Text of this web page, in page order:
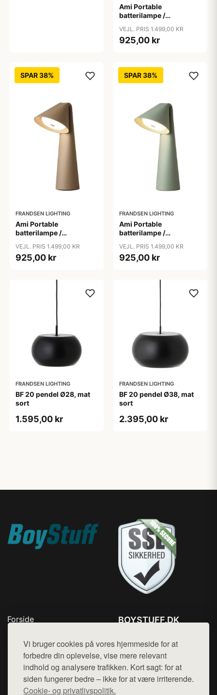
Vi bruger cookies på vores hjemmeside for at
forbedre din oplevelse, vise mere relevant
indhold og analysere trafikken. Kort sagt: for at
siden fungerer bedre – ikke for at være irriterende.
Cookie- og privatlivspolitik.
Ami Portable
batterilampe /
clay
VEJL. PRIS 1.499,00 KR
925,00 kr
SPAR 38%
FRANDSEN LIGHTING
Ami Portable
batterilampe /
VEJL. PRIS 1.499,00 KR
925,00 kr
SPAR 38%
FRANDSEN LIGHTING
Ami Portable
batterilampe /
VEJL. PRIS 1.499,00 KR
925,00 kr
FRANDSEN LIGHTING
BF 20 pendel Ø28, mat
sort
1.595,00 kr
FRANDSEN LIGHTING
BF 20 pendel Ø38, mat
sort
2.395,00 kr
Forside
Top Rabatter
Kontakt
BOYSTUFF.DK
Mail: hej@want.dk
Cookie- og privatlivspolitik